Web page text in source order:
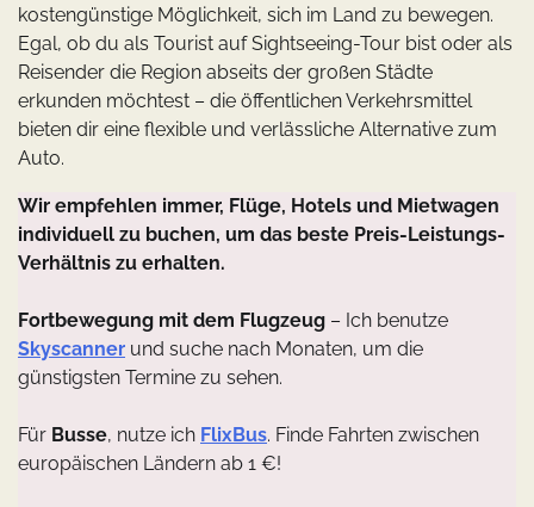
kostengünstige Möglichkeit, sich im Land zu bewegen.
Egal, ob du als Tourist auf Sightseeing-Tour bist oder als
Reisender die Region abseits der großen Städte
erkunden möchtest – die öffentlichen Verkehrsmittel
bieten dir eine flexible und verlässliche Alternative zum
Auto.
Wir empfehlen immer, Flüge, Hotels und Mietwagen
individuell zu buchen, um das beste Preis-Leistungs-
Verhältnis zu erhalten.
Fortbewegung mit dem Flugzeug – Ich benutze
Skyscanner und suche nach Monaten, um die
günstigsten Termine zu sehen.
Für Busse, nutze ich FlixBus. Finde Fahrten zwischen
europäischen Ländern ab 1 €!